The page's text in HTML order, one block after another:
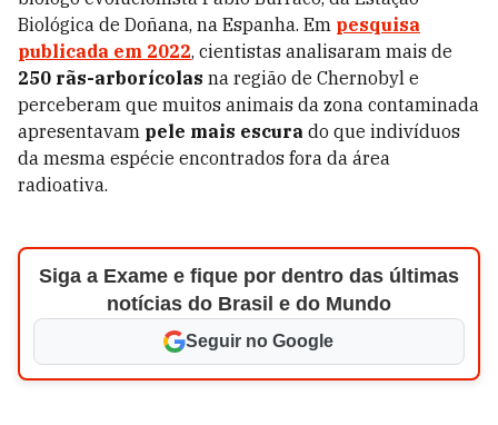
Biológica de Doñana, na Espanha. Em pesquisa
publicada em 2022, cientistas analisaram mais de
250 rãs-arborícolas na região de Chernobyl e
perceberam que muitos animais da zona contaminada
apresentavam pele mais escura do que indivíduos
da mesma espécie encontrados fora da área
radioativa.
Siga a Exame e fique por dentro das últimas
notícias do Brasil e do Mundo
Seguir no Google